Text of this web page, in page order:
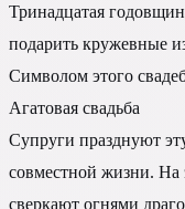
Тринадцатая
подарить кружевные
Символом этого
Агатовая свадьба
Супруги празднуют
совместной жизни. На
сверкают огнями